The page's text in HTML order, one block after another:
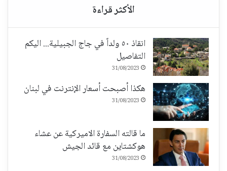
انقاذ ٥٠ ولداً في جاج الجبيلية... اليكم
التفاصيل
31/08/2023
هكذا أصبحت أسعار الإنترنت في لبنان
31/08/2023
ما قالته السفارة الاميركية عن عشاء
هوكشتاين مع قائد الجيش
31/08/2023